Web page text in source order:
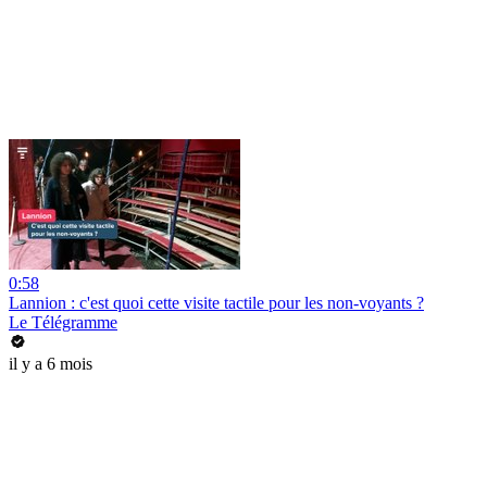
0:58
Lannion : c'est quoi cette visite tactile pour les non-voyants ?
Le Télégramme
il y a 6 mois